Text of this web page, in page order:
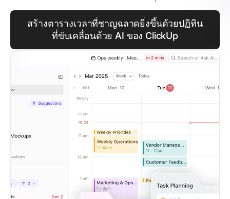
สร้างตารางเวลาที่ชาญฉลาดยิ่งขึ้นด้วยปฏิทิน
ที่ขับเคลื่อนด้วย AI ของ ClickUp